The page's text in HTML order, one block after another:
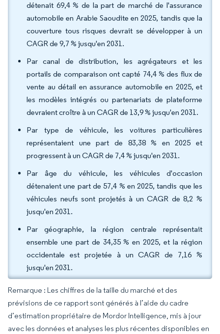
détenait 69,4 % de la part de marché de l'assurance
automobile en Arabie Saoudite en 2025, tandis que la
couverture tous risques devrait se développer à un
CAGR de 9,7 % jusqu'en 2031.
Par canal de distribution, les agrégateurs et les
portails de comparaison ont capté 74,4 % des flux de
vente au détail en assurance automobile en 2025, et
les modèles intégrés ou partenariats de plateforme
devraient croître à un CAGR de 13,9 % jusqu'en 2031.
Par type de véhicule, les voitures particulières
représentaient une part de 83,38 % en 2025 et
progressent à un CAGR de 7,4 % jusqu'en 2031.
Par âge du véhicule, les véhicules d'occasion
détenaient une part de 57,4 % en 2025, tandis que les
véhicules neufs sont projetés à un CAGR de 8,2 %
jusqu'en 2031.
Par géographie, la région centrale représentait
ensemble une part de 34,35 % en 2025, et la région
occidentale est projetée à un CAGR de 7,16 %
jusqu'en 2031.
Remarque : Les chiffres de la taille du marché et des
prévisions de ce rapport sont générés à l’aide du cadre
d’estimation propriétaire de Mordor Intelligence, mis à jour
avec les données et analyses les plus récentes disponibles en